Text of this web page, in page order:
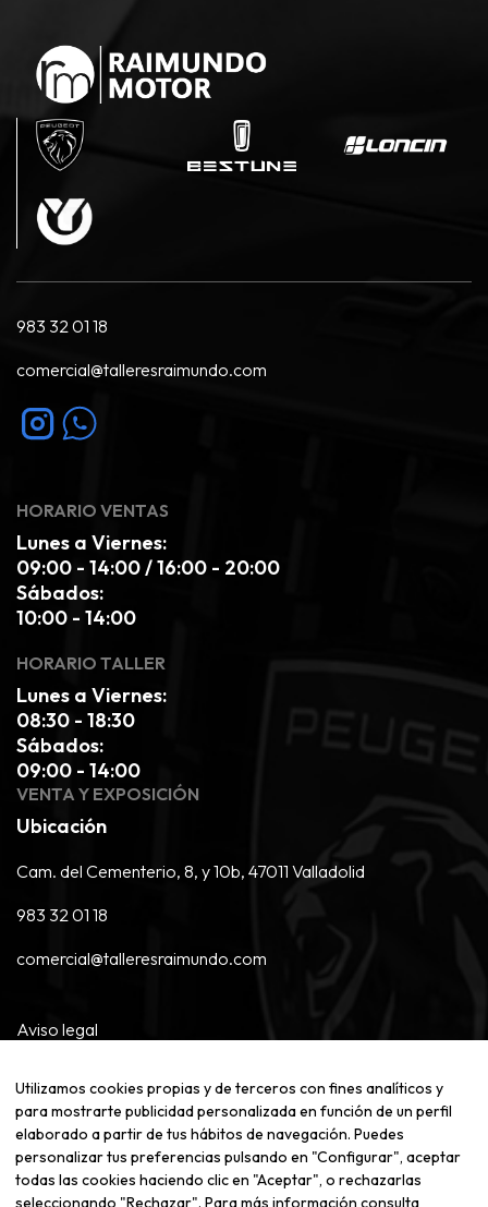
983 32 01 18
comercial@talleresraimundo.com
HORARIO VENTAS
Lunes a Viernes:
09:00 - 14:00 / 16:00 - 20:00
Sábados:
10:00 - 14:00
HORARIO TALLER
Lunes a Viernes:
08:30 - 18:30
Sábados:
09:00 - 14:00
VENTA Y EXPOSICIÓN
Ubicación
Cam. del Cementerio, 8, y 10b, 47011 Valladolid
983 32 01 18
comercial@talleresraimundo.com
Aviso legal
Política de cookies
📄 Fondo Europeo de Desarrollo Regional (FEDER)
©2026Raimundo Motor - Con la tecnología de:
Utilizamos cookies propias y de terceros con fines analíticos y
para mostrarte publicidad personalizada en función de un perfil
elaborado a partir de tus hábitos de navegación. Puedes
personalizar tus preferencias pulsando en "Configurar", aceptar
todas las cookies haciendo clic en "Aceptar", o rechazarlas
seleccionando "Rechazar". Para más información consulta